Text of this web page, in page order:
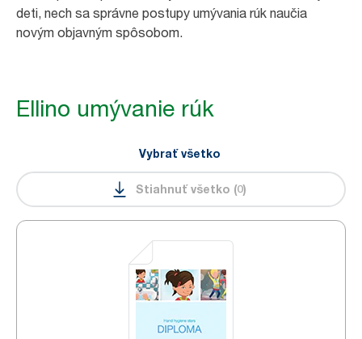
deti, nech sa správne postupy umývania rúk naučia
novým objavným spôsobom.
Ellino umývanie rúk
Vybrať všetko
Stiahnuť všetko (0)